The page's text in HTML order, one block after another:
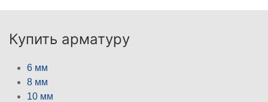
Купить арматуру
6 мм
8 мм
10 мм